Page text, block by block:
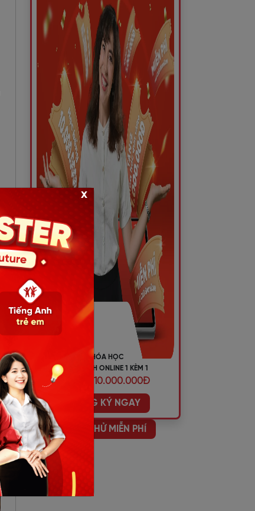
KHÓA HỌC
TIẾNG ANH ONLINE 1 KÈM 1
ƯU ĐÃI 10.000.000Đ
ĐĂNG KÝ NGAY
HỌC THỬ MIỄN PHÍ
x